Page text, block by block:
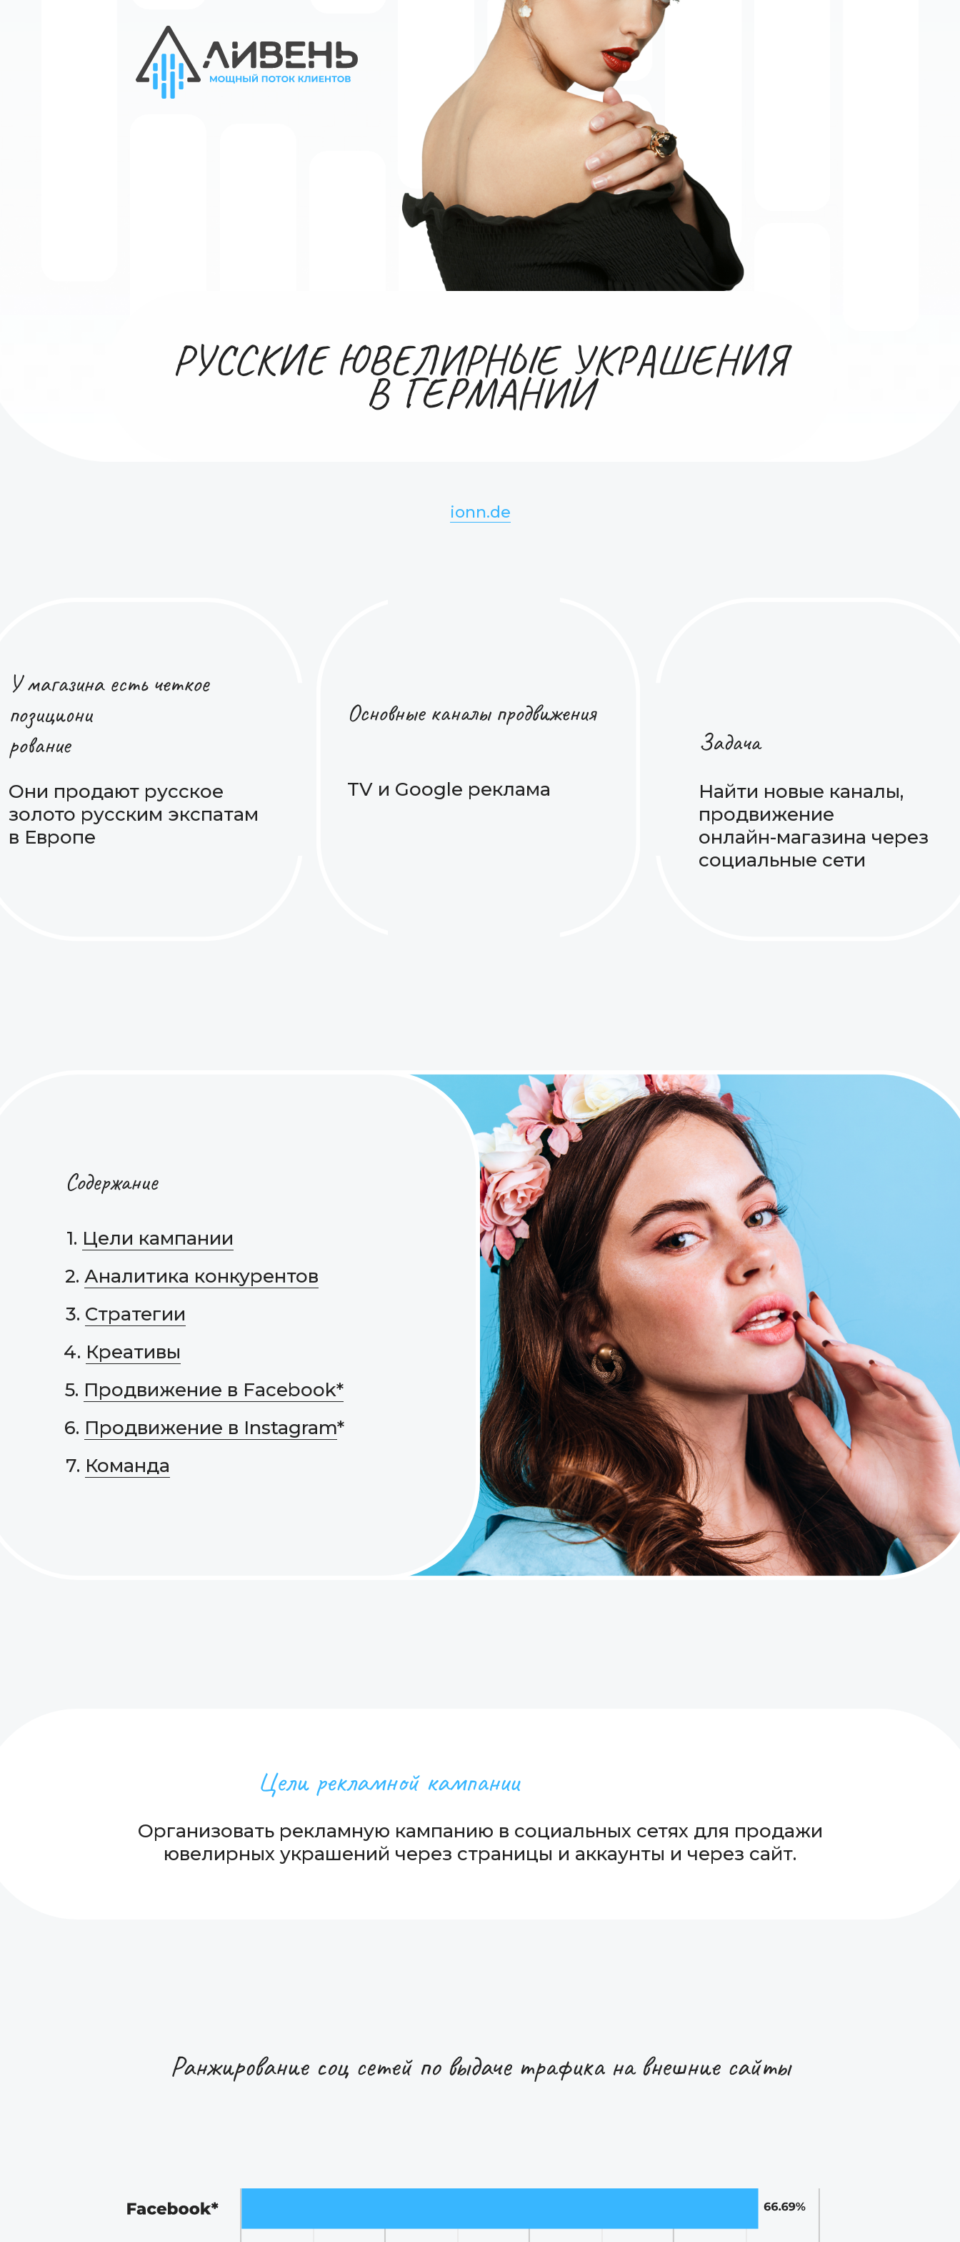
ionn.de
РУССКИЕ ЮВЕЛИРНЫЕ УКРАШЕНИЯ
В ГЕРМАНИИ
Они продают русское
золото русским экспатам
в Европе
У магазина есть четкое
позициони
рование
Задача
Найти новые каналы,
продвижение
онлайн-магазина через
социальные сети
Основные каналы продвижения
TV и Google реклама
1. Цели кампании
Содержание
2. Аналитика конкурентов
3. Стратегии
4. Креативы
5. Продвижение в Facebook*
6. Продвижение в Instagram*
7. Команда
Цели рекламной кампании
Организовать рекламную кампанию в социальных сетях для продажи
ювелирных украшений через страницы и аккаунты и через сайт.
Ранжирование соц сетей по вы даче трафика на внешние сайты